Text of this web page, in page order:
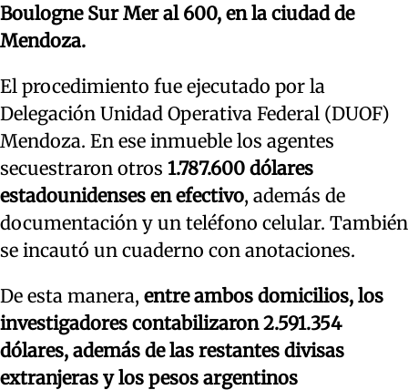
Boulogne Sur Mer al 600, en la ciudad de
Mendoza.
El procedimiento fue ejecutado por la
Delegación Unidad Operativa Federal (DUOF)
Mendoza. En ese inmueble los agentes
secuestraron otros 1.787.600 dólares
estadounidenses en efectivo, además de
documentación y un teléfono celular. También
se incautó un cuaderno con anotaciones.
De esta manera, entre ambos domicilios, los
investigadores contabilizaron 2.591.354
dólares, además de las restantes divisas
extranjeras y los pesos argentinos